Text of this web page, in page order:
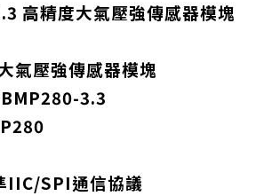
高精度大氣壓強傳感器模塊
氣壓強傳感器模塊
3.3
IIC/SPI通信協議